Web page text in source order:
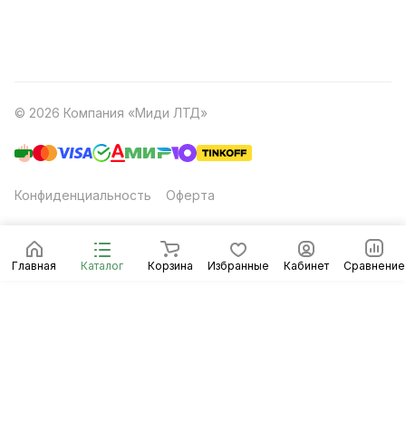
Главная Каталог Корзина Избранные Кабинет Сравнение
© 2026 Компания «Миди ЛТД»
Конфиденциальность Оферта